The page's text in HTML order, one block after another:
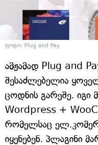
ფოტო: Plug and Pay
ამჟამად Plug and
შესაძლებელია
ცოდნის გარეშე. იგი
Wordpress +
რომელსაც
იყენებენ. პლაგინი